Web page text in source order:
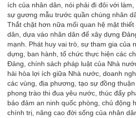
ích của nhân dân, nói phải đi đôi với
sự gương mẫu trước quần chúng nhân
Thắt chặt hơn nữa mối quan hệ mật
dân, dựa vào nhân dân để xây dựng
mạnh. Phát huy vai trò, sự tham gia của
dựng, ban hành, tổ chức thực hiện các
Đảng, chính sách pháp luật của Nhà
hài hòa lợi ích giữa Nhà nước, doanh
các vùng, địa phương, tạo sự đồng
phong trào thi đua yêu nước, thúc đẩy
bảo đảm an ninh quốc phòng, chủ động
chính trị, nâng cao đời sống của nhân